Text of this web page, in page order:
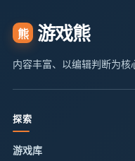
熊 游戏熊
内容丰富、以编辑判断为核
探索
游戏库